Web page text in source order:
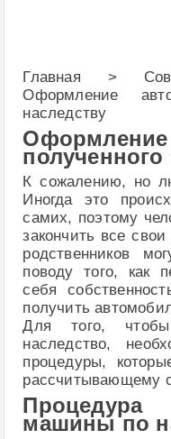
Главная >
Оформление
наследству
полученного
К сожалению, но
Иногда это
самих, поэтому
закончить все
родственников
поводу того, как
себя
получить
Для того,
наследство,
процедуры,
рассчитывающему
Процедура
машины по